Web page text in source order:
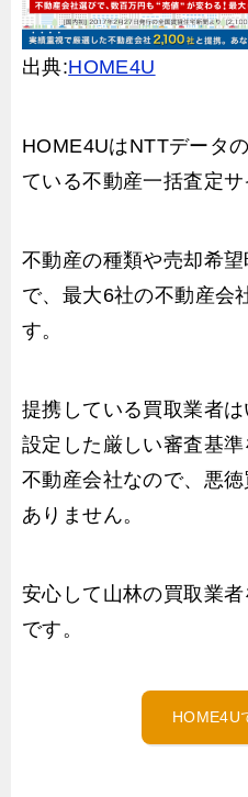
出典:HOME4U
HOME4UはNTTデータ
ている不動産一括査定サ
不動産の種類や売却希
で、最大6社の不動産会
す。
提携している買取業者
設定した厳しい審査基
不動産会社なので、悪
ありません。
安心して山林の買取業
です。
HOME4U